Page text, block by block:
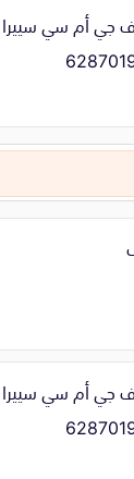
سييرا 2013-2008 قطعتين
سييرا 2013-2008 قطعتين